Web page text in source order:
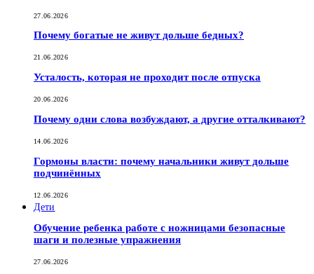
27.06.2026
Почему богатые не живут дольше бедных?
21.06.2026
Усталость, которая не проходит после отпуска
20.06.2026
Почему одни слова возбуждают, а другие отталкивают?
14.06.2026
Гормоны власти: почему начальники живут дольше
подчинённых
12.06.2026
Дети
Обучение ребенка работе с ножницами безопасные
шаги и полезные упражнения
27.06.2026